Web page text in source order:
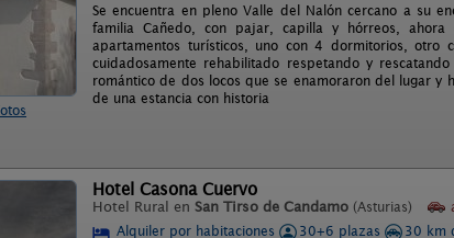
Se encuentra en pleno Valle del Nalón cercano a su
familia Cañedo, con pajar, capilla y hórreos,
apartamentos turísticos, uno con 4 dormitorios,
cuidadosamente rehabilitado respetando y
romántico de dos locos que se enamoraron del lugar
de una estancia con historia
Hotel Casona Cuervo
Hotel Rural en San Tirso de Candamo (Asturias)
Alquiler por habitaciones
30+6 plazas 30 km